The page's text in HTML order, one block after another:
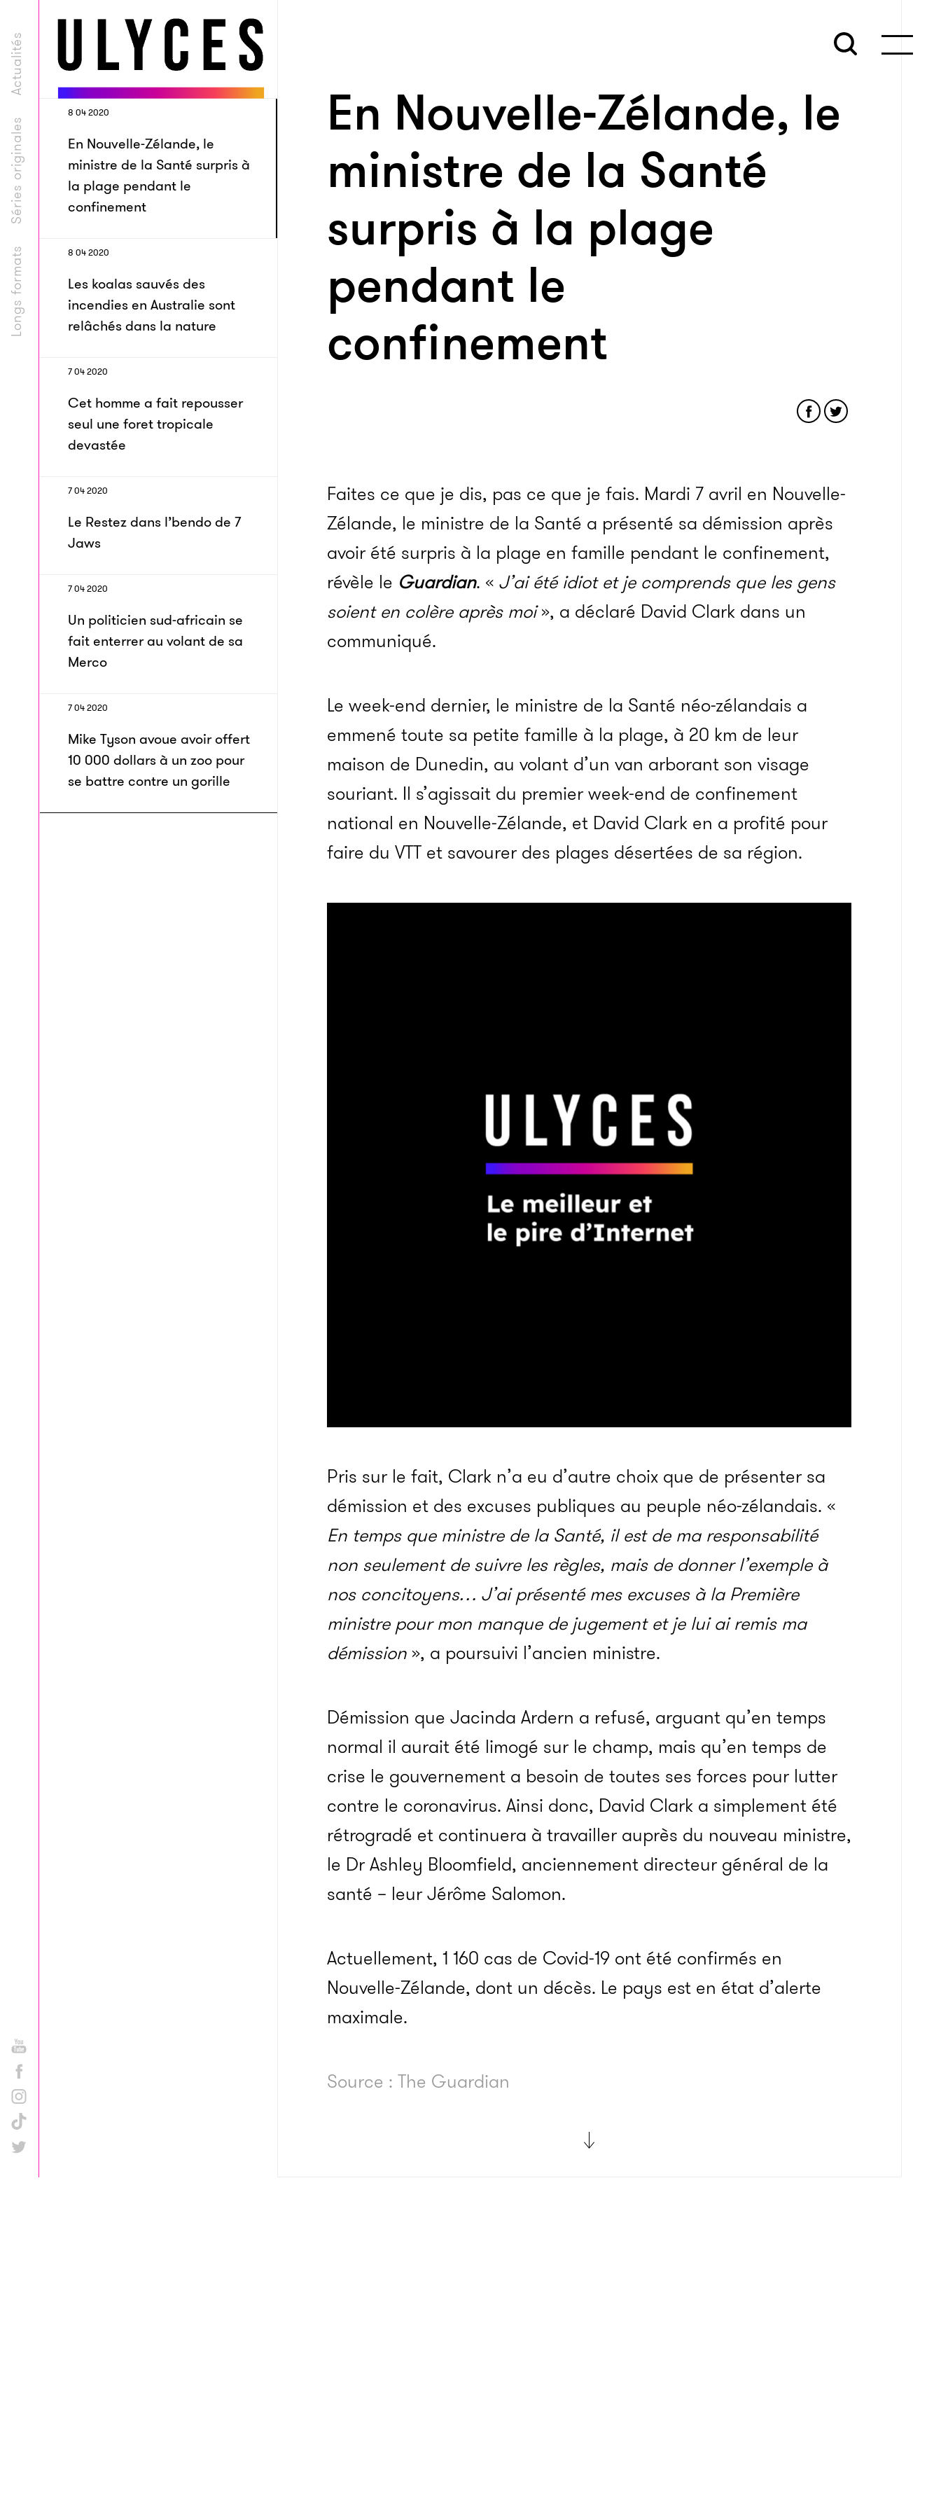
Longs formats
Séries originales
Actualités
8 04 2020
En Nouvelle-Zélande, le
ministre de la Santé surpris à
la plage pendant le
confinement
8 04 2020
Les koalas sauvés des
incendies en Australie sont
relâchés dans la nature
7 04 2020
Cet homme a fait repousser
seul une foret tropicale
devastée
7 04 2020
Le Restez dans l’bendo de 7
Jaws
7 04 2020
Un politicien sud-africain se
fait enterrer au volant de sa
Merco
7 04 2020
Mike Tyson avoue avoir offert
10 000 dollars à un zoo pour
se battre contre un gorille
En Nouvelle-Zélande, le
ministre de la Santé
surpris à la plage
pendant le
confinement
Faites ce que je dis, pas ce que je fais. Mardi 7 avril en Nouvelle-
Zélande, le ministre de la Santé a présenté sa démission après
avoir été surpris à la plage en famille pendant le confinement,
révèle le Guardian. « J’ai été idiot et je comprends que les gens
soient en colère après moi», a déclaré David Clark dans un
communiqué.
Le week-end dernier, le ministre de la Santé néo-zélandais a
emmené toute sa petite famille à la plage, à 20 km de leur
maison de Dunedin, au volant d’un van arborant son visage
souriant. Il s’agissait du premier week-end de confinement
national en Nouvelle-Zélande, et David Clark en a profité pour
faire du VTT et savourer des plages désertées de sa région.
Pris sur le fait, Clark n’a eu d’autre choix que de présenter sa
démission et des excuses publiques au peuple néo-zélandais. «
En temps que ministre de la Santé, il est de ma responsabilité
non seulement de suivre les règles, mais de donner l’exemple à
nos concitoyens… J’ai présenté mes excuses à la Première
ministre pour mon manque de jugement et je lui ai remis ma
démission », a poursuivi l’ancien ministre.
Démission que Jacinda Ardern a refusé, arguant qu’en temps
normal il aurait été limogé sur le champ, mais qu’en temps de
crise le gouvernement a besoin de toutes ses forces pour lutter
contre le coronavirus. Ainsi donc, David Clark a simplement été
rétrogradé et continuera à travailler auprès du nouveau ministre,
le Dr Ashley Bloomfield, anciennement directeur général de la
santé – leur Jérôme Salomon.
Actuellement, 1 160 cas de Covid-19 ont été confirmés en
Nouvelle-Zélande, dont un décès. Le pays est en état d’alerte
maximale.
Source : The Guardian